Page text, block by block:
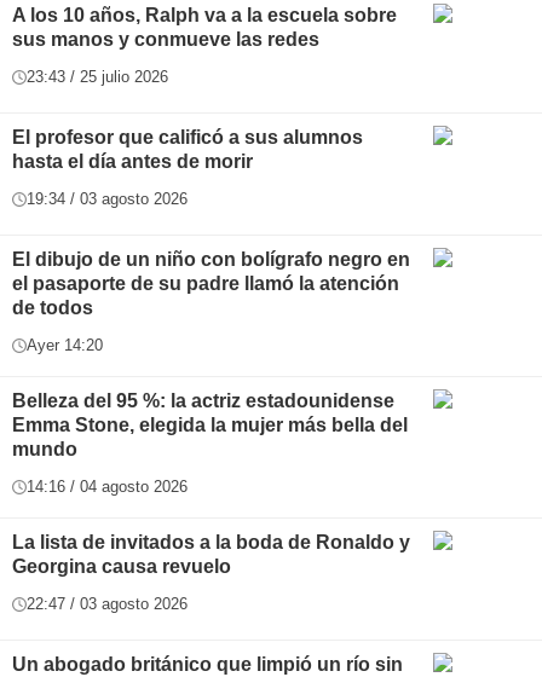
A los 10 años, Ralph va a la escuela sobre
sus manos y conmueve las redes
23:43 / 25 julio 2026
El profesor que calificó a sus alumnos
hasta el día antes de morir
19:34 / 03 agosto 2026
El dibujo de un niño con bolígrafo negro en
el pasaporte de su padre llamó la atención
de todos
Ayer 14:20
Belleza del 95 %: la actriz estadounidense
Emma Stone, elegida la mujer más bella del
mundo
14:16 / 04 agosto 2026
La lista de invitados a la boda de Ronaldo y
Georgina causa revuelo
22:47 / 03 agosto 2026
Un abogado británico que limpió un río sin